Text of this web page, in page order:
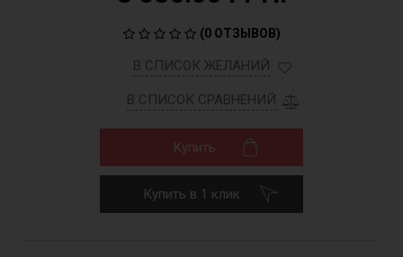
(0 ОТЗЫВОВ)
В СПИСОК ЖЕЛАНИЙ
В СПИСОК СРАВНЕНИЙ
Купить
Купить в 1 клик